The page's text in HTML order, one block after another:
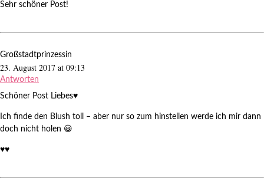
Sehr schöner Post!
Großstadtprinzessin
23. August 2017 at 09:13
Antworten
Schöner Post Liebes♥
Ich finde den Blush toll – aber nur so zum hinstellen werde ich mir dann
doch nicht holen 😀
♥♥